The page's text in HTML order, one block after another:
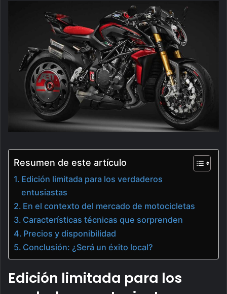
Resumen de este artículo
Edición limitada para los verdaderos
entusiastas
En el contexto del mercado de motocicletas
Características técnicas que sorprenden
Precios y disponibilidad
Conclusión: ¿Será un éxito local?
Edición limitada para los